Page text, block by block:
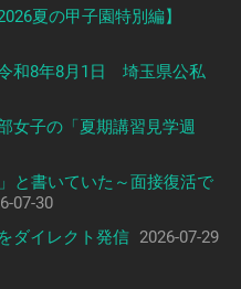
夏の甲子園特別編】
和8年8月1日 埼玉県公私
女子の「夏期講習見学週
と書いていた～面接復活で
07-30
ダイレクト発信 2026-07-29